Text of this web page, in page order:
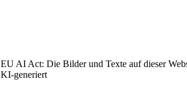
EU AI Act: Die Bilder und Texte auf dieser
KI-generiert